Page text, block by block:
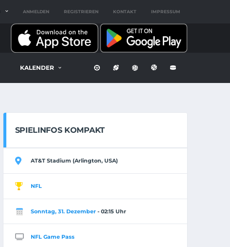
ANMELDEN REGISTRIEREN KONTAKT IMPRESSUM
KALENDER
SPIELINFOS KOMPAKT
AT&T Stadium (Arlington, USA)
NFL
Sonntag, 31. Dezember- 02:15 Uhr
NFL Game Pass